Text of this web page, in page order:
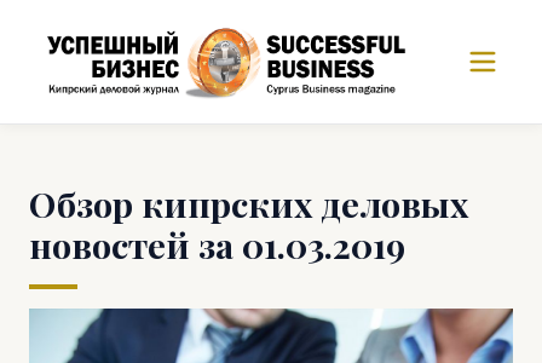
Обзор кипрских деловых
новостей за 01.03.2019